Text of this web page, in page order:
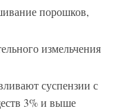
порошков,
измельчения
суспензии с
3% и выше